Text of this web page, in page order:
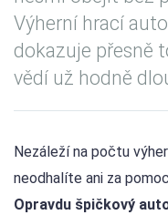
Výherní hrací
dokazuje přesně
vědí už hodně
Nezáleží na počtu
neodhalíte ani za
Opravdu špičkový